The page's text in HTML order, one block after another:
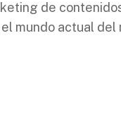
de
mundo actual